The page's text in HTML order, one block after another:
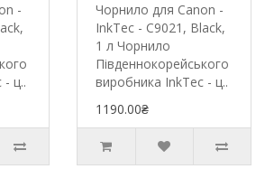
-
- ц..
Чорнило для Canon -
InkTec - C9021, Black,
1 л Чорнило
Південнокорейського
виробника InkTec - ц..
1190.00₴